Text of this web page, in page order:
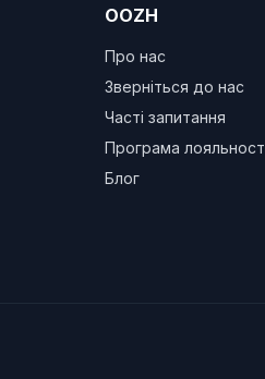
OOZH
Про нас
Зверніться до нас
Часті запитання
Програма
Блог